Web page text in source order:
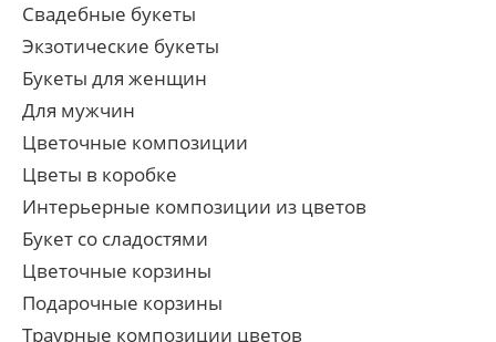
Свадебные букеты
Экзотические букеты
Букеты для женщин
Для мужчин
Цветочные композиции
Цветы в коробке
Интерьерные композиции из цветов
Букет со сладостями
Цветочные корзины
Подарочные корзины
Траурные композиции цветов